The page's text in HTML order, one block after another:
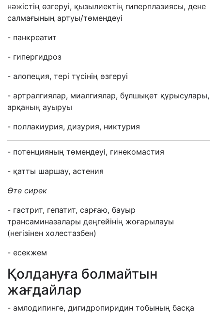
нәжістің өзгеруі, қызылиектің гиперплазиясы, дене
салмағының артуы/төмендеуі
- панкреатит
- гипергидроз
- алопеция, тері түсінің өзгеруі
- артралгиялар, миалгиялар, бұлшықет құрысулары,
арқаның ауыруы
- поллакиурия, дизурия, никтурия
- потенцияның төмендеуі, гинекомастия
- қатты шаршау, астения
Өте сирек
- гастрит, гепатит, сарғаю, бауыр
трансаминазалары деңгейінің жоғарылауы
(негізінен холестазбен)
- есекжем
Қолдануға болмайтын
жағдайлар
- амлодипинге, дигидропиридин тобының басқа